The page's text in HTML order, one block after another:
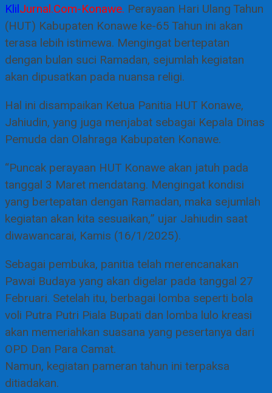
KlilJurnal.Com-Konawe. Perayaan Hari Ulang Tahun
(HUT) Kabupaten Konawe ke-65 Tahun ini akan
terasa lebih istimewa. Mengingat bertepatan
dengan bulan suci Ramadan, sejumlah kegiatan
akan dipusatkan pada nuansa religi.
Hal ini disampaikan Ketua Panitia HUT Konawe,
Jahiudin, yang juga menjabat sebagai Kepala Dinas
Pemuda dan Olahraga Kabupaten Konawe.
“Puncak perayaan HUT Konawe akan jatuh pada
tanggal 3 Maret mendatang. Mengingat kondisi
yang bertepatan dengan Ramadan, maka sejumlah
kegiatan akan kita sesuaikan,” ujar Jahiudin saat
diwawancarai, Kamis (16/1/2025).
Sebagai pembuka, panitia telah merencanakan
Pawai Budaya yang akan digelar pada tanggal 27
Februari. Setelah itu, berbagai lomba seperti bola
voli Putra Putri Piala Bupati dan lomba lulo kreasi
akan memeriahkan suasana yang pesertanya dari
OPD Dan Para Camat.
Namun, kegiatan pameran tahun ini terpaksa
ditiadakan.